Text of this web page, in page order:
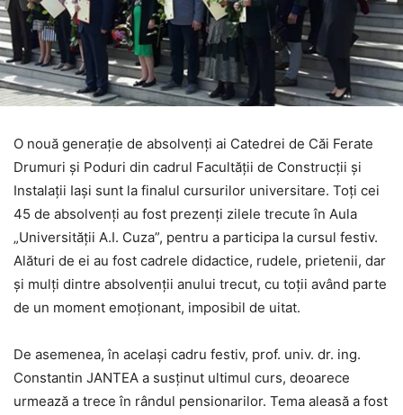
O nouă generaţie de absolvenţi ai Catedrei de Căi Ferate
Drumuri şi Poduri din cadrul Facultăţii de Construcţii şi
Instalaţii Iaşi sunt la finalul cursurilor universitare. Toţi cei
45 de absolvenţi au fost prezenţi zilele trecute în Aula
„Universităţii A.I. Cuza”, pentru a participa la cursul festiv.
Alături de ei au fost cadrele didactice, rudele, prietenii, dar
şi mulţi dintre absolvenţii anului trecut, cu toţii având parte
de un moment emoţionant, imposibil de uitat.
De asemenea, în acelaşi cadru festiv, prof. univ. dr. ing.
Constantin JANTEA a susţinut ultimul curs, deoarece
urmează a trece în rândul pensionarilor. Tema aleasă a fost